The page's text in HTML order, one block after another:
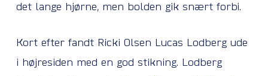
det lange hjørne, men bolden gik snært forbi.
Kort efter fandt Ricki Olsen Lucas Lodberg ude
i højresiden med en god stikning. Lodberg